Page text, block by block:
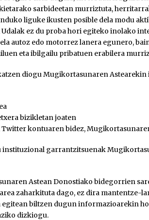
sarbideetan murriztuta,
liguke ikusten posible dela modu
ez du proba hori egiteko inolako
autoz edo motorrez lanera egunero,
eta ibilgailu pribatuen erabilera
diogu Mugikortasunaren
bizikletan joaten
Twitter kontuaren bidez,
garrantzitsuenak
Astean Donostiako bidegorrien
zaharkituta dago, ez dira mantentze-
egitean biltzen dugun informazioarekin
dizkiogu.